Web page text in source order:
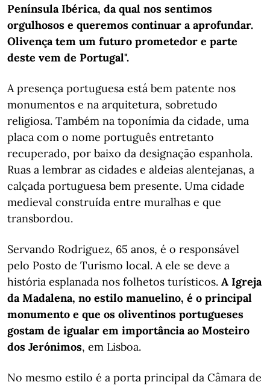
Península Ibérica, da qual nos sentimos
orgulhosos e queremos continuar a aprofundar.
Olivença tem um futuro prometedor e parte
deste vem de Portugal".
A presença portuguesa está bem patente nos
monumentos e na arquitetura, sobretudo
religiosa. Também na toponímia da cidade, uma
placa com o nome português entretanto
recuperado, por baixo da designação espanhola.
Ruas a lembrar as cidades e aldeias alentejanas, a
calçada portuguesa bem presente. Uma cidade
medieval construída entre muralhas e que
transbordou.
Servando Rodriguez, 65 anos, é o responsável
pelo Posto de Turismo local. A ele se deve a
história esplanada nos folhetos turísticos. A Igreja
da Madalena, no estilo manuelino, é o principal
monumento e que os oliventinos portugueses
gostam de igualar em importância ao Mosteiro
dos Jerónimos, em Lisboa.
No mesmo estilo é a porta principal da Câmara de